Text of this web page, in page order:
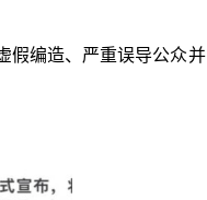
假编造、严重误导公众并